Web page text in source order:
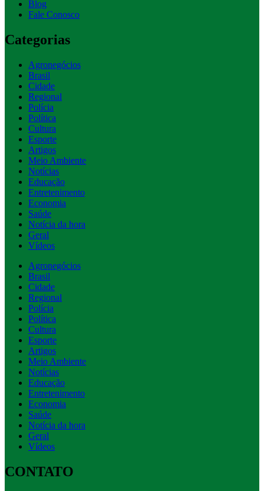
Blog
Fale Conosco
Categorias
Agronegócios
Brasil
Cidade
Regional
Polícia
Política
Cultura
Esporte
Artigos
Meio Ambiente
Notícias
Educação
Entretenimento
Economia
Saúde
Notícia da hora
Geral
Vídeos
Agronegócios
Brasil
Cidade
Regional
Polícia
Política
Cultura
Esporte
Artigos
Meio Ambiente
Notícias
Educação
Entretenimento
Economia
Saúde
Notícia da hora
Geral
Vídeos
CONTATO